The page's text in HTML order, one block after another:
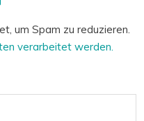
um Spam zu reduzieren.
verarbeitet werden.